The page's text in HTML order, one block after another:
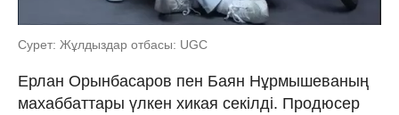
Сурет: Жұлдыздар отбасы: UGC
Ерлан Орынбасаров пен Баян Нұрмышеваның
махаббаттары үлкен хикая секілді. Продюсер